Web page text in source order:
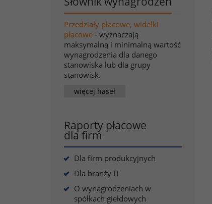
Przedziały płacowe, widełki
płacowe - wyznaczają
maksymalną i minimalną wartość
wynagrodzenia dla danego
stanowiska lub dla grupy
stanowisk.
więcej haseł
Raporty płacowe
dla firm
Dla firm produkcyjnych
Dla branży IT
O wynagrodzeniach w
spółkach giełdowych